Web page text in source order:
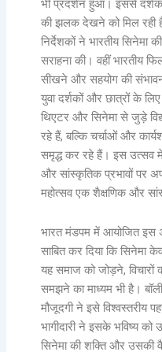
भी प्रदर्शन हुआ। इससे
की झलक देखने को मिल रही
निर्देशकों ने भारतीय सिनेमा
सराहना की। वहीं भारतीय
सीखने और सहयोग की
युवा दर्शकों और छात्रों के
थिएटर और सिनेमा से जुड़े
रहे हैं, बल्कि चर्चाओं और
समृद्ध कर रहे हैं। इस उत्सव
और सांस्कृतिक प्रभावों पर
महोत्सव एक शैक्षणिक और
भारत मंडपम में आयोजित इस
साबित कर दिया कि सिनेमा
यह समाज को जोड़ने,
समझने का माध्यम भी है।
मौजूदगी ने इसे विश्वस्तरीय
भागीदारी ने इसके भविष्य
सिनेमा की शक्ति और उसकी